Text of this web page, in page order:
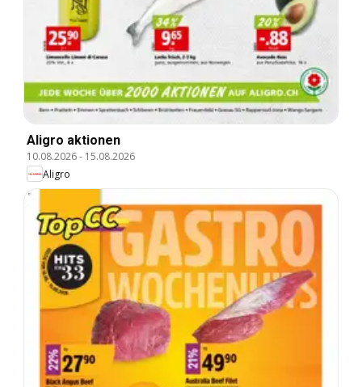
Aligro aktionen
10.08.2026- 15.08.2026
Aligro